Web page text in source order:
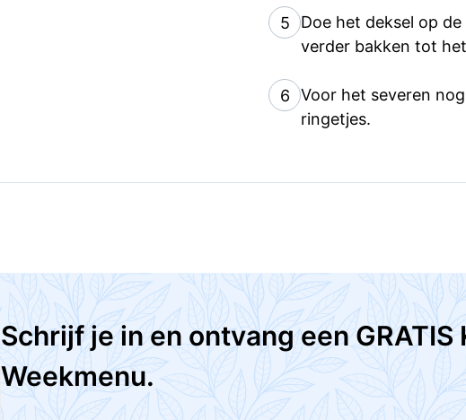
5
Doe het deksel op
verder bakken tot
6
Voor het severen
ringetjes.
Schrijf je in en ontvang een GRATIS
Weekmenu.